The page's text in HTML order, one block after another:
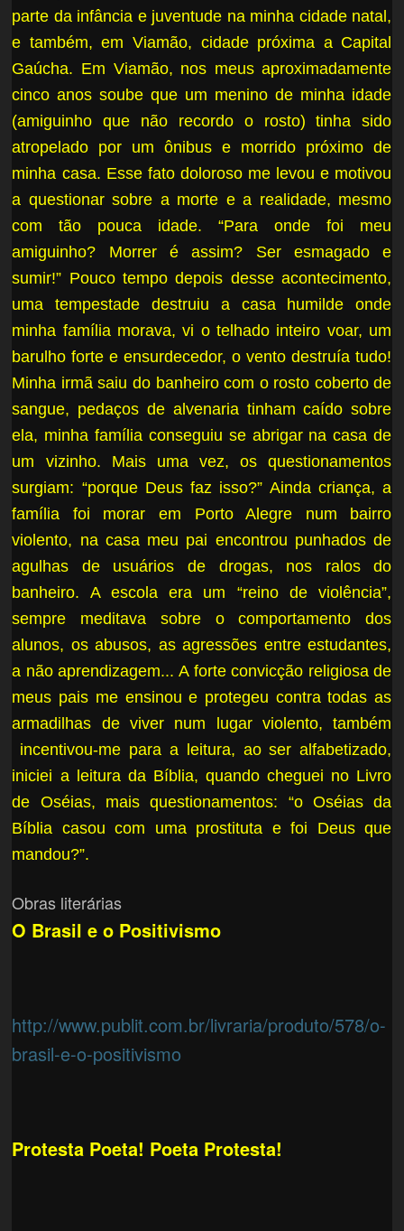
parte da infância e juventude na minha cidade natal,
e também, em Viamão, cidade próxima a Capital
Gaúcha. Em Viamão, nos meus aproximadamente
cinco anos soube que um menino de minha idade
(amiguinho que não recordo o rosto) tinha sido
atropelado por um ônibus e morrido próximo de
minha casa. Esse fato doloroso me levou e motivou
a questionar sobre a morte e a realidade, mesmo
com tão pouca idade. “Para onde foi meu
amiguinho? Morrer é assim? Ser esmagado e
sumir!” Pouco tempo depois desse acontecimento,
uma tempestade destruiu a casa humilde onde
minha família morava, vi o telhado inteiro voar, um
barulho forte e ensurdecedor, o vento destruía tudo!
Minha irmã saiu do banheiro com o rosto coberto de
sangue, pedaços de alvenaria tinham caído sobre
ela, minha família conseguiu se abrigar na casa de
um vizinho. Mais uma vez, os questionamentos
surgiam: “porque Deus faz isso?” Ainda criança, a
família foi morar em Porto Alegre num bairro
violento, na casa meu pai encontrou punhados de
agulhas de usuários de drogas, nos ralos do
banheiro. A escola era um “reino de violência”,
sempre meditava sobre o comportamento dos
alunos, os abusos, as agressões entre estudantes,
a não aprendizagem... A forte convicção religiosa de
meus pais me ensinou e protegeu contra todas as
armadilhas de viver num lugar violento, também
incentivou-me para a leitura, ao ser alfabetizado,
iniciei a leitura da Bíblia, quando cheguei no Livro
de Oséias, mais questionamentos: “o Oséias da
Bíblia casou com uma prostituta e foi Deus que
mandou?”.
Obras literárias
O Brasil e o Positivismo
http://www.publit.com.br/livraria/produto/578/o-
brasil-e-o-positivismo
Protesta Poeta! Poeta Protesta!